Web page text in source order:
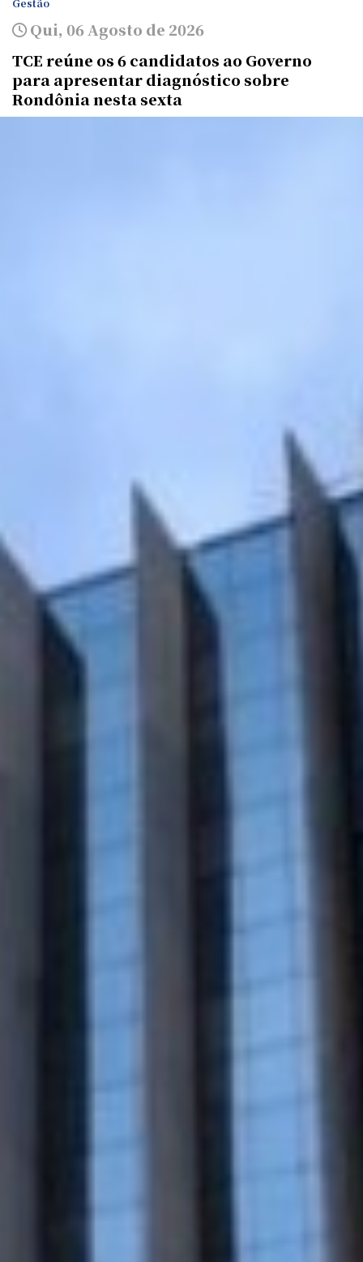
Gestão
Qui, 06 Agosto de 2026
TCE reúne os 6 candidatos ao Governo
para apresentar diagnóstico sobre
Rondônia nesta sexta